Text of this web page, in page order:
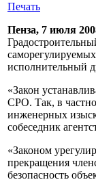
Печать
Пенза, 7 июля
исполнительный
«Закон
СРО. Так, в
инженерных
собеседник
«Законом
прекращения
безопасность